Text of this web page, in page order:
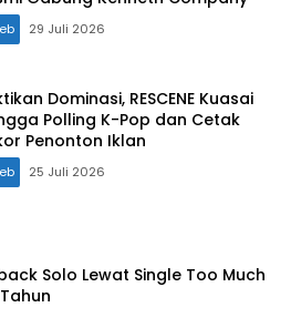
29 Juli 2026
Dominasi, RESCENE Kuasai
Polling K-Pop dan Cetak
Penonton Iklan
25 Juli 2026
Solo Lewat Single Too Much